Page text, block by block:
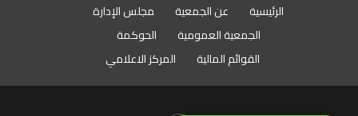
الرئيسية عن الجمعية
مجلس الإدارة
الجمعية العمومية
الحوكمة
القوائم المالية
المركز الاعلامي